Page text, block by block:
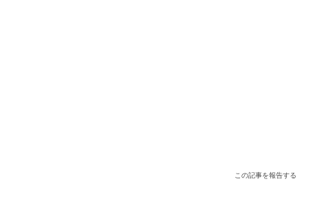
この記事を報告する